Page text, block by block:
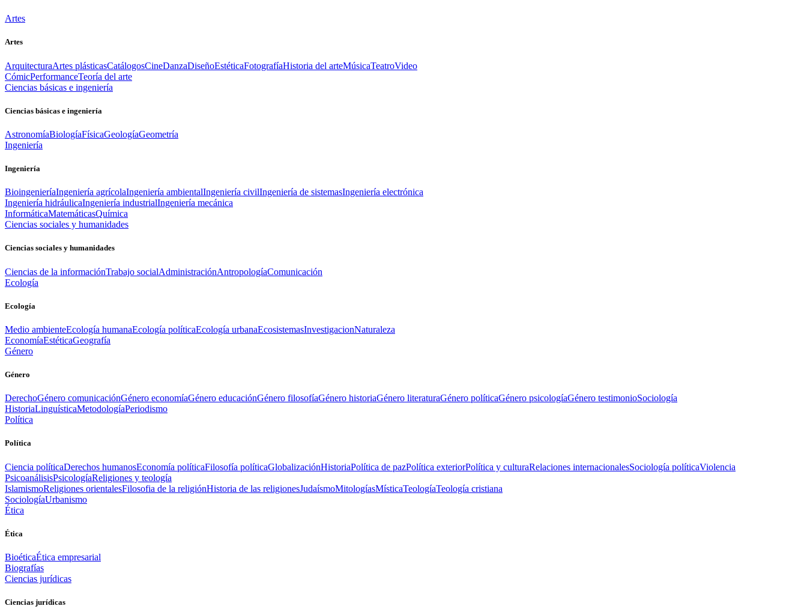
Artes
Artes
ArquitecturaArtes plásticasCatálogosCineDanzaDiseñoEstéticaFotografíaHistoria del arteMúsicaTeatroVideo
CómicPerformanceTeoría del arte
Ciencias básicas e ingeniería
Ciencias básicas e ingeniería
AstronomíaBiologíaFísicaGeologíaGeometría
Ingeniería
Ingeniería
BioingenieríaIngeniería agrícolaIngeniería ambientalIngeniería civilIngeniería de sistemasIngeniería electrónica
Ingeniería hidráulicaIngeniería industrialIngeniería mecánica
InformáticaMatemáticasQuímica
Ciencias sociales y humanidades
Ciencias sociales y humanidades
Ciencias de la informaciónTrabajo socialAdministraciónAntropologíaComunicación
Ecología
Ecología
Medio ambienteEcología humanaEcología políticaEcología urbanaEcosistemasInvestigacionNaturaleza
EconomíaEstéticaGeografía
Género
Género
DerechoGénero comunicaciónGénero economíaGénero educaciónGénero filosofíaGénero historiaGénero literaturaGénero políticaGénero psicologíaGénero testimonioSociología
HistoriaLinguísticaMetodologíaPeriodismo
Política
Política
Ciencia políticaDerechos humanosEconomía políticaFilosofía políticaGlobalizaciónHistoriaPolítica de pazPolítica exteriorPolítica y culturaRelaciones internacionalesSociología políticaViolencia
PsicoanálisisPsicologíaReligiones y teología
IslamismoReligiones orientalesFilosofia de la religiónHistoria de las religionesJudaísmoMitologíasMísticaTeologíaTeología cristiana
SociologíaUrbanismo
Ética
Ética
BioéticaÉtica empresarial
Biografías
Ciencias jurídicas
Ciencias jurídicas